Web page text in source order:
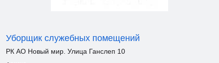
Уборщик служебных помещений
РК АО Новый мир. Улица Ганслеп 10